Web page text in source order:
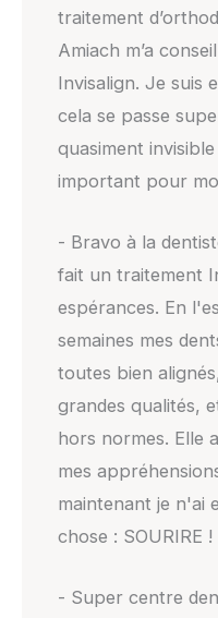
traitement
Amiach m’a
Invisalign. Je suis
cela se passe
quasiment
important pour
- Bravo à la
fait un traitement
espérances. En
semaines mes
toutes bien
grandes qualités,
hors normes. Elle
mes
maintenant je n'ai
chose : SOURIRE
- Super centre